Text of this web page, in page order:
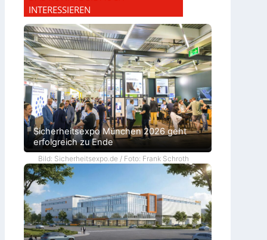
INTERESSIEREN
Sicherheitsexpo München 2026 geht
erfolgreich zu Ende
Bild: Sicherheitsexpo.de / Foto: Frank Schroth